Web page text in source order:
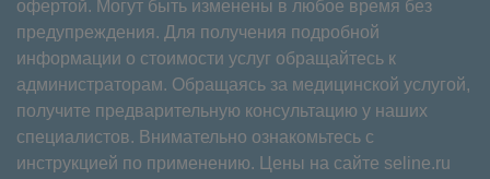
офертой. Могут быть изменены в любое время без
предупреждения. Для получения подробной
информации о стоимости услуг обращайтесь к
администраторам. Обращаясь за медицинской услугой,
получите предварительную консультацию у наших
специалистов. Внимательно ознакомьтесь с
инструкцией по применению. Цены на сайте seline.ru